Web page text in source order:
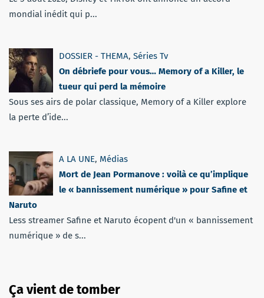
mondial inédit qui p...
DOSSIER - THEMA, Séries Tv
On débriefe pour vous… Memory of a Killer, le
tueur qui perd la mémoire
Sous ses airs de polar classique, Memory of a Killer explore
la perte d’ide...
A LA UNE, Médias
Mort de Jean Pormanove : voilà ce qu’implique
le « bannissement numérique » pour Safine et
Naruto
Less streamer Safine et Naruto écopent d'un « bannissement
numérique » de s...
Ça vient de tomber